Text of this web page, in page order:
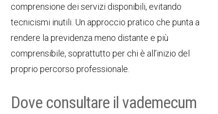
comprensione dei servizi disponibili, evitando
tecnicismi inutili. Un approccio pratico che punta a
rendere la previdenza meno distante e più
comprensibile, soprattutto per chi è all’inizio del
proprio percorso professionale.
Dove consultare il vademecum